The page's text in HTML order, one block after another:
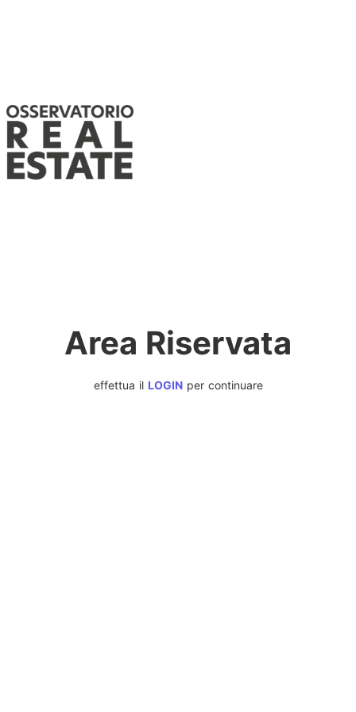
Area Riservata
effettua il LOGINper continuare